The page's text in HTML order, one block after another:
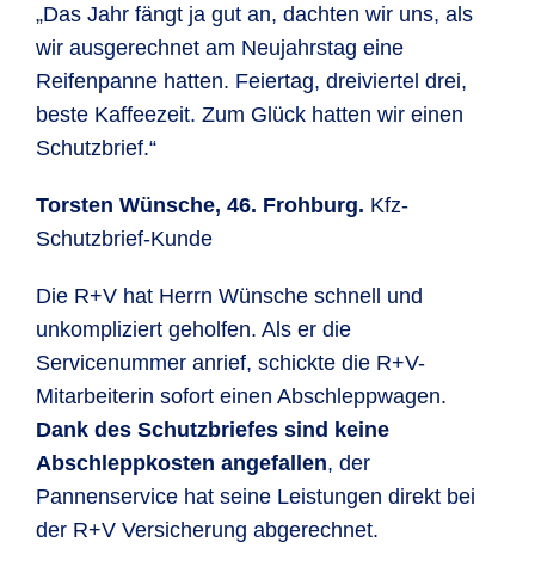
„Das Jahr fängt ja gut an, dachten wir uns, als
wir ausgerechnet am Neujahrstag eine
Reifenpanne hatten. Feiertag, dreiviertel drei,
beste Kaffeezeit. Zum Glück hatten wir einen
Schutzbrief.“
Torsten Wünsche, 46. Frohburg. Kfz-
Schutzbrief-Kunde
Die R+V hat Herrn Wünsche schnell und
unkompliziert geholfen. Als er die
Servicenummer anrief, schickte die R+V-
Mitarbeiterin sofort einen Abschleppwagen.
Dank des Schutzbriefes sind keine
Abschleppkosten angefallen, der
Pannenservice hat seine Leistungen direkt bei
der R+V Versicherung abgerechnet.